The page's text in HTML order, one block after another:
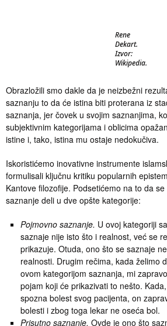
Rene
Dekart.
Izvor:
Wikipedia.
Obrazložili smo dakle da je neizbežni
saznanju to da će istina biti proterana iz
saznanja, jer čovek u svojim saznanjima,
subjektivnim kategorijama i oblicima
istine i, tako, istina mu ostaje nedokučiva.
Iskoristićemo inovativne instrumente
formulisali ključnu kritiku popularnih
Kantove filozofije. Podsetićemo na to da
saznanje deli u dve opšte kategorije:
Pojmovno saznanje. U ovoj kategoriji
saznaje nije isto što i realnost, već se
prikazuje. Otuda, ono što se saznaje
realnosti. Drugim rečima, kada želimo
ovom kategorijom saznanja, mi
pojam koji će prikazivati to nešto.
spozna bolest svog pacijenta, on
bolesti i zbog toga lekar ne oseća bol.
Prisutno saznanje. Ovde je ono što